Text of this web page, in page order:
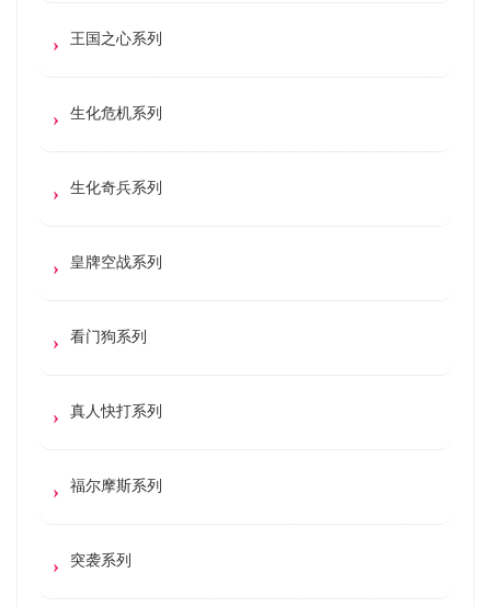
王国之心系列
生化危机系列
生化奇兵系列
皇牌空战系列
看门狗系列
真人快打系列
福尔摩斯系列
突袭系列